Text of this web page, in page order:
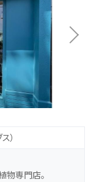
）
物専門店。